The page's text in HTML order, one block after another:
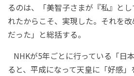
るのは、「美智子さまが『私』と
れたからこそ、実現した。それを
だった」と総括する。
NHKが5年ごとに行っている「日
ると、平成になって天皇に「好感